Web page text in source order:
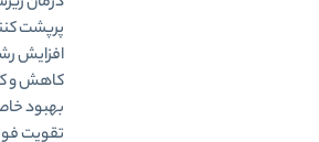
پرپشت
افزایش
کاهش و
بهبود
تقویت